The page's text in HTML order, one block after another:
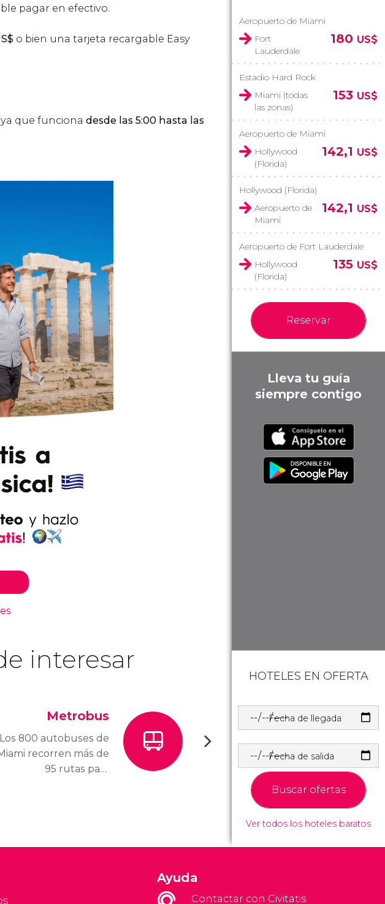
pagar en efectivo.
o bien una tarjeta recargable Easy
que funciona desde las 5:00 hasta las
interesar
Metrobus
Los 800 autobuses de
recorren más de
95 rutas para
Aeropuerto de Miami
Fort
Lauderdale
180 US$
Estadio Hard Rock
Miami (todas
las zonas)
153 US$
Aeropuerto de Miami
Hollywood
(Florida)
142,1 US$
Hollywood (Florida)
Aeropuerto de
Miami
142,1 US$
Aeropuerto de Fort Lauderdale
Hollywood
(Florida)
135 US$
Reservar
Lleva tu guía
siempre contigo
HOTELES EN OFERTA
Fecha de llegada
Fecha de salida
Buscar ofertas
Ver todos los hoteles baratos
Ayuda
Contactar con Civitatis